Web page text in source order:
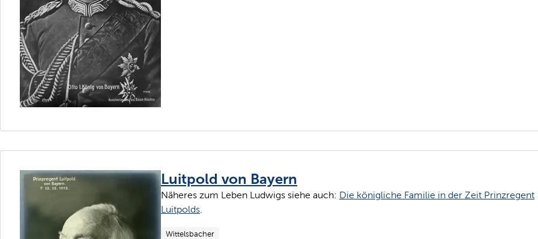
Luitpold von Bayern
Näheres zum Leben Ludwigs siehe auch: Die königliche Familie in der Zeit Prinzregent
Luitpolds
Wittelsbacher